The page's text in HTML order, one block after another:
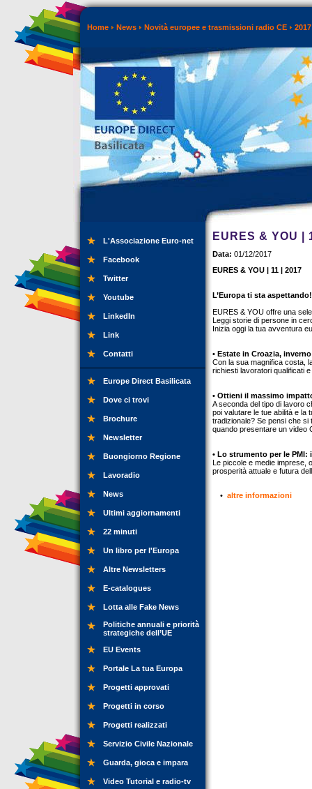
Home News Novità europee e trasmissioni radio CE 2017
L'Associazione Euro-net
Facebook
Twitter
Youtube
LinkedIn
Link
Contatti
Europe Direct Basilicata
Dove ci trovi
Brochure
Newsletter
Buongiorno Regione
Lavoradio
News
Ultimi aggiornamenti
22 minuti
Un libro per l'Europa
Altre Newsletters
E-catalogues
Lotta alle Fake News
Politiche annuali e priorità
strategiche dell’UE
EU Events
Portale La tua Europa
Progetti approvati
Progetti in corso
Progetti realizzati
Servizio Civile Nazionale
Guarda, gioca e impara
Video Tutorial e radio-tv
EURES & YOU |
Data: 01/12/2017
EURES & YOU | 11 | 2017
L’Europa ti sta aspettando!
EURES & YOU offre una
Leggi storie di persone in
Inizia oggi la tua avventura
• Estate in Croazia,
Con la sua magnifica costa,
richiesti lavoratori qualificati
• Ottieni il massimo
A seconda del tipo di lavoro
poi valutare le tue abilità e la
tradizionale? Se pensi che si
quando presentare un video
• Lo strumento per le PMI:
Le piccole e medie imprese,
prosperità attuale e futura
• altre informazioni